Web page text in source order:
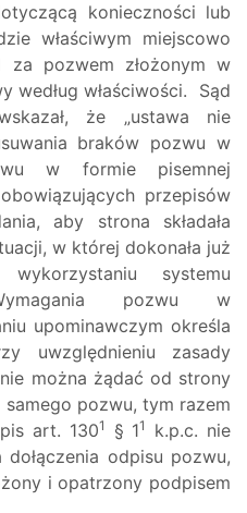
konieczności lub
właściwym miejscowo
pozwem złożonym w
według właściwości. Sąd
że „ustawa nie
braków pozwu w
w formie pisemnej
przepisów
aby strona składała
w której dokonała już
systemu
pozwu w
upominawczym określa
uwzględnieniu zasady
można żądać od strony
pozwu, tym razem
art. 1301 § 11
k.p.c. nie
odpisu pozwu,
i opatrzony podpisem